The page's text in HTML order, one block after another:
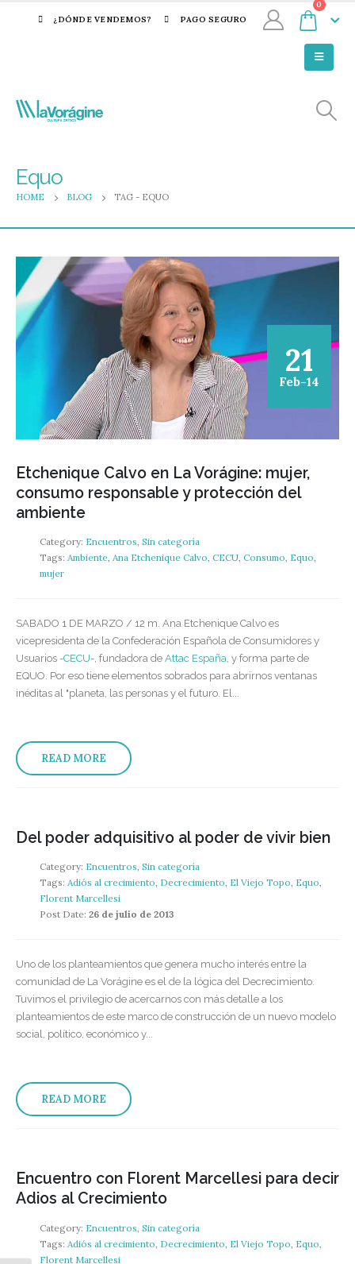
¿DÓNDE VENDEMOS? PAGO SEGURO
0
Equo
HOME BLOG TAG - EQUO
21
Feb-14
Etchenique Calvo en La Vorágine: mujer,
consumo responsable y protección del
ambiente
Category: Encuentros, Sin categoría
Tags: Ambiente, Ana Etchenique Calvo, CECU, Consumo, Equo,
mujer
SABADO 1 DE MARZO / 12 m. Ana Etchenique Calvo es
vicepresidenta de la Confederación Española de Consumidores y
Usuarios -CECU-, fundadora de Attac España, y forma parte de
EQUO. Por eso tiene elementos sobrados para abrirnos ventanas
inéditas al "planeta, las personas y el futuro. El...
READ MORE
Del poder adquisitivo al poder de vivir bien
Category: Encuentros, Sin categoría
Tags: Adiós al crecimiento, Decrecimiento, El Viejo Topo, Equo,
Florent Marcellesi
Post Date: 26 de julio de 2013
Uno de los planteamientos que genera mucho interés entre la
comunidad de La Vorágine es el de la lógica del Decrecimiento.
Tuvimos el privilegio de acercarnos con más detalle a los
planteamientos de este marco de construcción de un nuevo modelo
social, político, económico y...
READ MORE
Encuentro con Florent Marcellesi para decir
Adios al Crecimiento
Category: Encuentros Sin categoría
Tags: Adiós al crecimiento Decrecimiento El Viejo Topo Equo
Florent Marcellesi